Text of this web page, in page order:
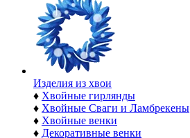
Изделия из хвои
♦ Хвойные гирлянды
♦ Хвойные Сваги и Ламбрекены
♦ Хвойные венки
♦ Декоративные венки